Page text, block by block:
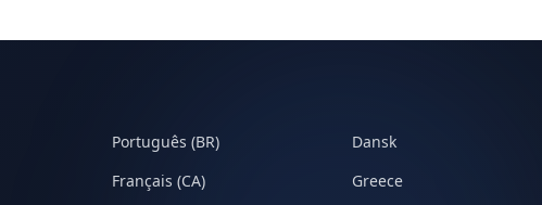
Português (BR) Dansk
Français (CA) Greece